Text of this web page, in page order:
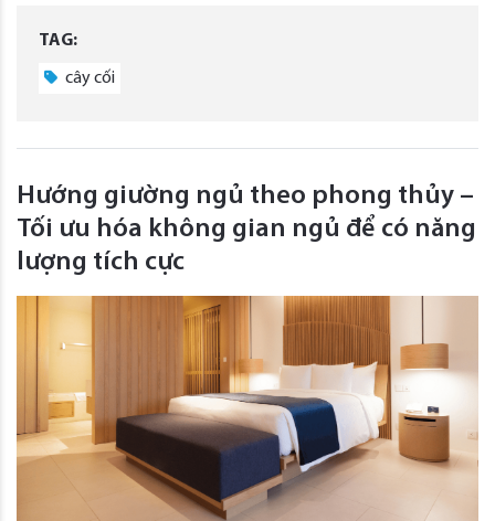
TAG:
cây cối
Hướng giường ngủ theo phong thủy –
Tối ưu hóa không gian ngủ để có năng
lượng tích cực